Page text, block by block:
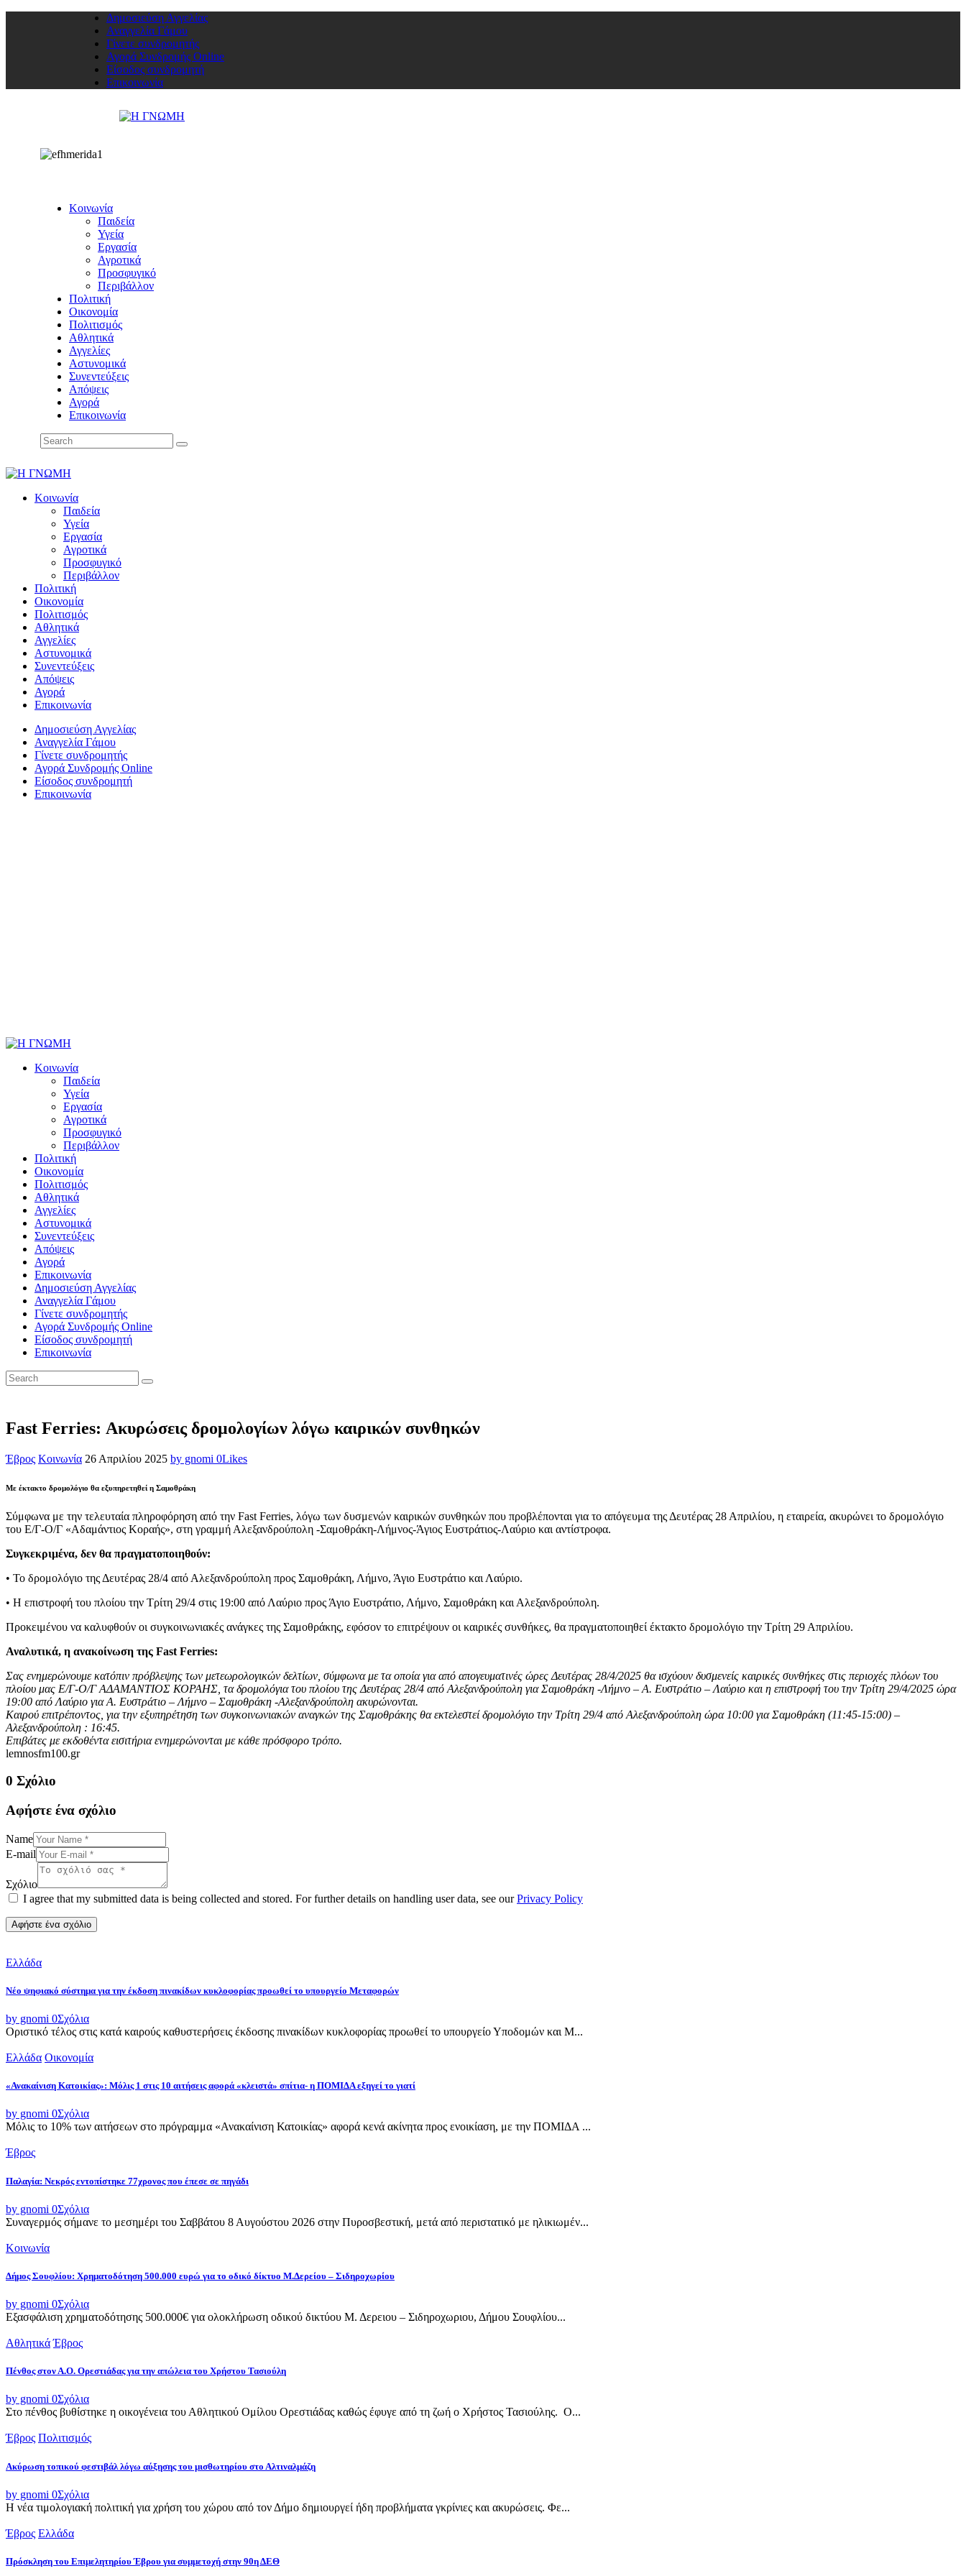
Δημοσιεύση Αγγελίας
Αναγγελία Γάμου
Γίνετε συνδρομητής
Αγορά Συνδρομής Online
Είσοδος συνδρομητή
Επικοινωνία
Κοινωνία
Παιδεία
Υγεία
Εργασία
Αγροτικά
Προσφυγικό
Περιβάλλον
Πολιτική
Οικονομία
Πολιτισμός
Αθλητικά
Αγγελίες
Αστυνομικά
Συνεντεύξεις
Απόψεις
Αγορά
Επικοινωνία
Κοινωνία
Παιδεία
Υγεία
Εργασία
Αγροτικά
Προσφυγικό
Περιβάλλον
Πολιτική
Οικονομία
Πολιτισμός
Αθλητικά
Αγγελίες
Αστυνομικά
Συνεντεύξεις
Απόψεις
Αγορά
Επικοινωνία
Δημοσιεύση Αγγελίας
Αναγγελία Γάμου
Γίνετε συνδρομητής
Αγορά Συνδρομής Online
Είσοδος συνδρομητή
Επικοινωνία
Κοινωνία
Παιδεία
Υγεία
Εργασία
Αγροτικά
Προσφυγικό
Περιβάλλον
Πολιτική
Οικονομία
Πολιτισμός
Αθλητικά
Αγγελίες
Αστυνομικά
Συνεντεύξεις
Απόψεις
Αγορά
Επικοινωνία
Δημοσιεύση Αγγελίας
Αναγγελία Γάμου
Γίνετε συνδρομητής
Αγορά Συνδρομής Online
Είσοδος συνδρομητή
Επικοινωνία
Fast Ferries: Ακυρώσεις δρομολογίων λόγω καιρικών συνθηκών
Έβρος Κοινωνία 26 Απριλίου 2025 by gnomi 0Likes
Με έκτακτο δρομολόγιο θα εξυπηρετηθεί η Σαμοθράκη
Σύμφωνα με την τελευταία πληροφόρηση από την Fast Ferries, λόγω των δυσμενών καιρικών συνθηκών που προβλέπονται για το απόγευμα της Δευτέρας 28 Απριλίου, η εταιρεία, ακυρώνει το δρομολόγιο
του Ε/Γ-Ο/Γ «Αδαμάντιος Κοραής», στη γραμμή Αλεξανδρούπολη -Σαμοθράκη-Λήμνος-Άγιος Ευστράτιος-Λαύριο και αντίστροφα.
Συγκεκριμένα, δεν θα πραγματοποιηθούν:
• Το δρομολόγιο της Δευτέρας 28/4 από Αλεξανδρούπολη προς Σαμοθράκη, Λήμνο, Άγιο Ευστράτιο και Λαύριο.
• Η επιστροφή του πλοίου την Τρίτη 29/4 στις 19:00 από Λαύριο προς Άγιο Ευστράτιο, Λήμνο, Σαμοθράκη και Αλεξανδρούπολη.
Προκειμένου να καλυφθούν οι συγκοινωνιακές ανάγκες της Σαμοθράκης, εφόσον το επιτρέψουν οι καιρικές συνθήκες, θα πραγματοποιηθεί έκτακτο δρομολόγιο την Τρίτη 29 Απριλίου.
Αναλυτικά, η ανακοίνωση της Fast Ferries:
Σας ενημερώνουμε κατόπιν πρόβλεψης των μετεωρολογικών δελτίων, σύμφωνα με τα οποία για από απογευματινές ώρες Δευτέρας 28/4/2025 θα ισχύουν δυσμενείς καιρικές συνθήκες στις περιοχές πλόων του
πλοίου μας Ε/Γ-Ο/Γ ΑΔΑΜΑΝΤΙΟΣ ΚΟΡΑΗΣ, τα δρομολόγια του πλοίου της Δευτέρας 28/4 από Αλεξανδρούπολη για Σαμοθράκη -Λήμνο – Α. Ευστράτιο – Λαύριο και η επιστροφή του την Τρίτη 29/4/2025 ώρα
19:00 από Λαύριο για Α. Ευστράτιο – Λήμνο – Σαμοθράκη -Αλεξανδρούπολη ακυρώνονται.
Καιρού επιτρέποντος, για την εξυπηρέτηση των συγκοινωνιακών αναγκών της Σαμοθράκης θα εκτελεστεί δρομολόγιο την Τρίτη 29/4 από Αλεξανδρούπολη ώρα 10:00 για Σαμοθράκη (11:45-15:00) –
Αλεξανδρούπολη : 16:45.
Επιβάτες με εκδοθέντα εισιτήρια ενημερώνονται με κάθε πρόσφορο τρόπο.
lemnosfm100.gr
0 Σχόλιο
Αφήστε ένα σχόλιο
Name
E-mail
Σχόλιο
I agree that my submitted data is being collected and stored. For further details on handling user data, see ourPrivacy Policy
Ελλάδα
Νέο ψηφιακό σύστημα για την έκδοση πινακίδων κυκλοφορίας προωθεί το υπουργείο Μεταφορών
by gnomi 0Σχόλια
Οριστικό τέλος στις κατά καιρούς καθυστερήσεις έκδοσης πινακίδων κυκλοφορίας προωθεί το υπουργείο Υποδομών και Μ...
Ελλάδα Οικονομία
«Ανακαίνιση Κατοικίας»: Μόλις 1 στις 10 αιτήσεις αφορά «κλειστά» σπίτια- η ΠΟΜΙΔΑ εξηγεί το γιατί
by gnomi 0Σχόλια
Μόλις το 10% των αιτήσεων στο πρόγραμμα «Ανακαίνιση Κατοικίας» αφορά κενά ακίνητα προς ενοικίαση, με την ΠΟΜΙΔΑ ...
Έβρος
Παλαγία: Νεκρός εντοπίστηκε 77χρονος που έπεσε σε πηγάδι
by gnomi 0Σχόλια
Συναγερμός σήμανε το μεσημέρι του Σαββάτου 8 Αυγούστου 2026 στην Πυροσβεστική, μετά από περιστατικό με ηλικιωμέν...
Κοινωνία
Δήμος Σουφλίου: Χρηματοδότηση 500.000 ευρώ για το οδικό δίκτυο Μ.Δερείου – Σιδηροχωρίου
by gnomi 0Σχόλια
Εξασφάλιση χρηματοδότησης 500.000€ για ολοκλήρωση οδικού δικτύου Μ. Δερειου – Σιδηροχωριου, Δήμου Σουφλίου...
Αθλητικά Έβρος
Πένθος στον Α.Ο. Ορεστιάδας για την απώλεια του Χρήστου Τασιούλη
by gnomi 0Σχόλια
Στο πένθος βυθίστηκε η οικογένεια του Αθλητικού Ομίλου Ορεστιάδας καθώς έφυγε από τη ζωή ο Χρήστος Τασιούλης. Ο...
Έβρος Πολιτισμός
Ακύρωση τοπικού φεστιβάλ λόγω αύξησης του μισθωτηρίου στο Αλτιναλμάζη
by gnomi 0Σχόλια
Η νέα τιμολογιακή πολιτική για χρήση του χώρου από τον Δήμο δημιουργεί ήδη προβλήματα γκρίνιες και ακυρώσεις. Φε...
Έβρος Ελλάδα
Πρόσκληση του Επιμελητηρίου Έβρου για συμμετοχή στην 90η ΔΕΘ